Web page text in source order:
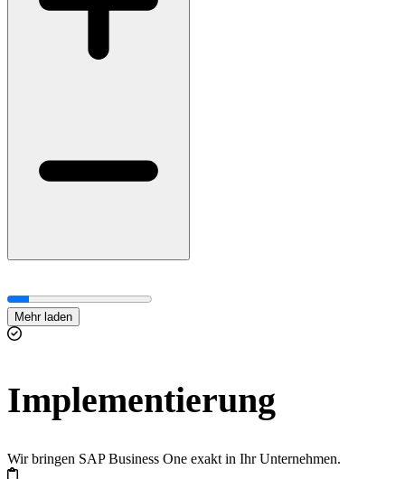
Mehr laden
Implementierung
Wir bringen SAP Business One exakt in Ihr Unternehmen.